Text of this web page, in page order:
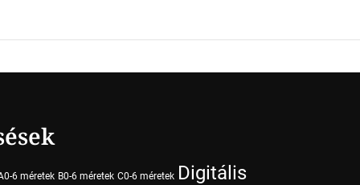
6 méretek B0-6 méretek C0-6 méretek Digitális